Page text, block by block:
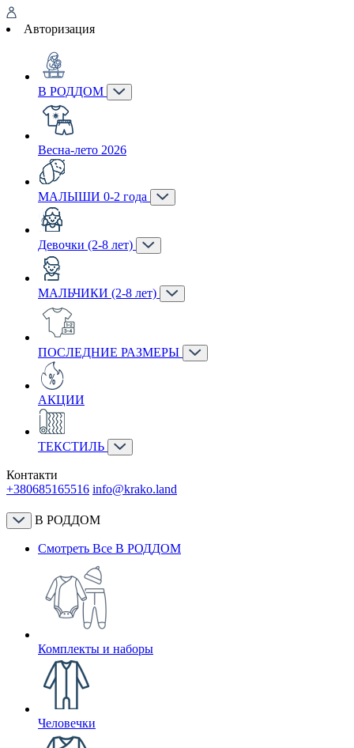
Авторизация
В РОДДОМ
Весна-лето 2026
МАЛЫШИ 0-2 года
Девочки (2-8 лет)
МАЛЬЧИКИ (2-8 лет)
ПОСЛЕДНИЕ РАЗМЕРЫ
АКЦИИ
ТЕКСТИЛЬ
Контакти
+380685165516 info@krako.land
В РОДДОМ
Смотреть Все В РОДДОМ
Комплекты и наборы
Человечки